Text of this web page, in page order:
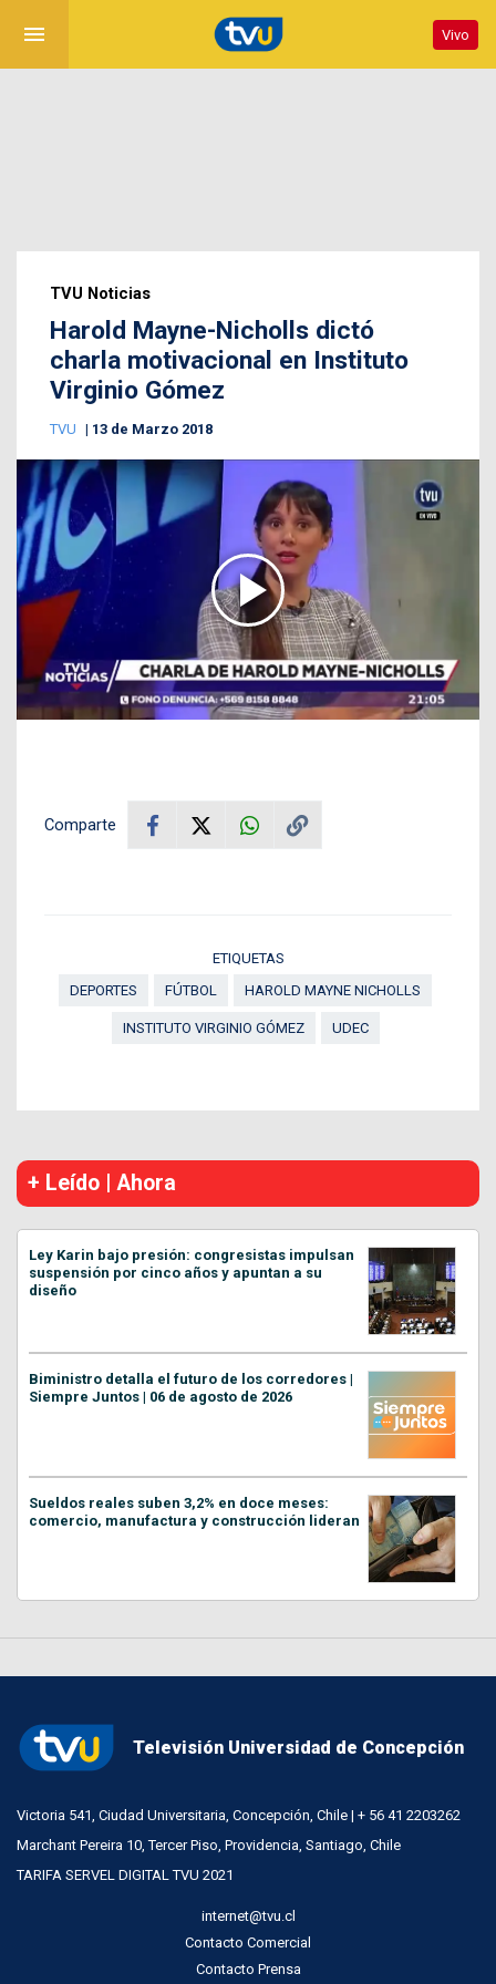
menu Vivo
TVU Noticias
Harold Mayne-Nicholls dictó
charla motivacional en Instituto
Virginio Gómez
TVU 13 de Marzo 2018
Comparte
ETIQUETAS
DEPORTES
FÚTBOL HAROLD MAYNE NICHOLLS
INSTITUTO VIRGINIO GÓMEZ UDEC
+ Leído | Ahora
Ley Karin bajo presión: congresistas impulsan
suspensión por cinco años y apuntan a su
diseño
Biministro detalla el futuro de los corredores |
Siempre Juntos | 06 de agosto de 2026
Sueldos reales suben 3,2% en doce meses:
comercio, manufactura y construcción lideran
Televisión Universidad de Concepción
Victoria 541, Ciudad Universitaria, Concepción, Chile | + 56 41 2203262
Marchant Pereira 10, Tercer Piso, Providencia, Santiago, Chile
TARIFA SERVEL DIGITAL TVU 2021
internet@tvu.cl
Contacto Comercial
Contacto Prensa